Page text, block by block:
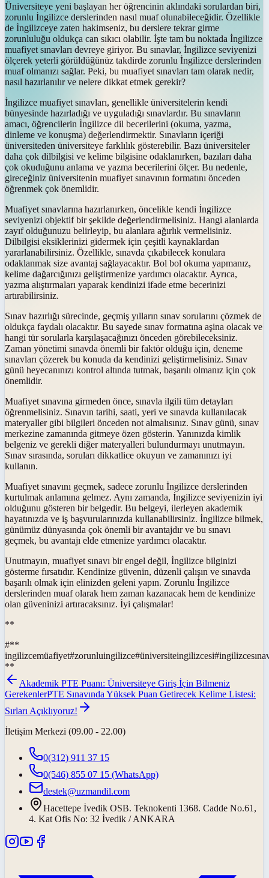
Üniversiteye yeni başlayan her öğrencinin aklındaki sorulardan biri,
zorunlu İngilizce derslerinden nasıl muaf olunabileceğidir. Özellikle
de İngilizceye zaten hakimseniz, bu derslere tekrar girme
zorunluluğu oldukça can sıkıcı olabilir. İşte tam bu noktada İngilizce
muafiyet sınavları devreye giriyor. Bu sınavlar, İngilizce seviyenizi
ölçerek yeterli görüldüğünüz takdirde zorunlu İngilizce derslerinden
muaf olmanızı sağlar. Peki, bu muafiyet sınavları tam olarak nedir,
nasıl hazırlanılır ve nelere dikkat etmek gerekir?
İngilizce muafiyet sınavları, genellikle üniversitelerin kendi
bünyesinde hazırladığı ve uyguladığı sınavlardır. Bu sınavların
amacı, öğrencilerin İngilizce dil becerilerini (okuma, yazma,
dinleme ve konuşma) değerlendirmektir. Sınavların içeriği
üniversiteden üniversiteye farklılık gösterebilir. Bazı üniversiteler
daha çok dilbilgisi ve kelime bilgisine odaklanırken, bazıları daha
çok okuduğunu anlama ve yazma becerilerini ölçer. Bu nedenle,
gireceğiniz üniversitenin muafiyet sınavının formatını önceden
öğrenmek çok önemlidir.
Muafiyet sınavlarına hazırlanırken, öncelikle kendi İngilizce
seviyenizi objektif bir şekilde değerlendirmelisiniz. Hangi alanlarda
zayıf olduğunuzu belirleyip, bu alanlara ağırlık vermelisiniz.
Dilbilgisi eksiklerinizi gidermek için çeşitli kaynaklardan
yararlanabilirsiniz. Özellikle, sınavda çıkabilecek konulara
odaklanmak size avantaj sağlayacaktır. Bol bol okuma yapmanız,
kelime dağarcığınızı geliştirmenize yardımcı olacaktır. Ayrıca,
yazma alıştırmaları yaparak kendinizi ifade etme becerinizi
artırabilirsiniz.
Sınav hazırlığı sürecinde, geçmiş yılların sınav sorularını çözmek de
oldukça faydalı olacaktır. Bu sayede sınav formatına aşina olacak ve
hangi tür sorularla karşılaşacağınızı önceden görebileceksiniz.
Zaman yönetimi sınavda önemli bir faktör olduğu için, deneme
sınavları çözerek bu konuda da kendinizi geliştirmelisiniz. Sınav
günü heyecanınızı kontrol altında tutmak, başarılı olmanız için çok
önemlidir.
Muafiyet sınavına girmeden önce, sınavla ilgili tüm detayları
öğrenmelisiniz. Sınavın tarihi, saati, yeri ve sınavda kullanılacak
materyaller gibi bilgileri önceden not almalısınız. Sınav günü, sınav
merkezine zamanında gitmeye özen gösterin. Yanınızda kimlik
belgeniz ve gerekli diğer materyalleri bulundurmayı unutmayın.
Sınav sırasında, soruları dikkatlice okuyun ve zamanınızı iyi
kullanın.
Muafiyet sınavını geçmek, sadece zorunlu İngilizce derslerinden
kurtulmak anlamına gelmez. Aynı zamanda, İngilizce seviyenizin iyi
olduğunu gösteren bir belgedir. Bu belgeyi, ilerleyen akademik
hayatınızda ve iş başvurularınızda kullanabilirsiniz. İngilizce bilmek,
günümüz dünyasında çok önemli bir avantajdır ve bu sınavı
geçmek, bu avantajı elde etmenize yardımcı olacaktır.
Unutmayın, muafiyet sınavı bir engel değil, İngilizce bilginizi
gösterme fırsatıdır. Kendinize güvenin, düzenli çalışın ve sınavda
başarılı olmak için elinizden geleni yapın. Zorunlu İngilizce
derslerinden muaf olarak hem zaman kazanacak hem de kendinize
olan güveninizi artıracaksınız. İyi çalışmalar!
**
#**
ingilizcemüafiyet#zorunluingilizce#üniversiteingilizcesi#
**
Akademik PTE Puanı: Üniversiteye Giriş İçin Bilmeniz
GerekenlerPTE Sınavında Yüksek Puan Getirecek Kelime Listesi:
Sırları Açıklıyoruz!
İletişim Merkezi (09.00 - 22.00)
0(312) 911 37 15
0(546) 855 07 15 (WhatsApp)
destek@uzmandil.com
Hacettepe İvedik OSB. Teknokenti 1368. Cadde No.61,
4. Kat Ofis No: 32 İvedik / ANKARA